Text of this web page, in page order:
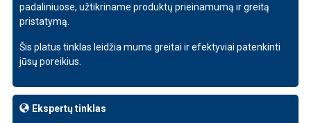
padaliniuose, užtikriname produktų prieinamumą ir greitą
pristatymą.
Šis platus tinklas leidžia mums greitai ir efektyviai patenkinti
jūsų poreikius.
Ekspertų tinklas